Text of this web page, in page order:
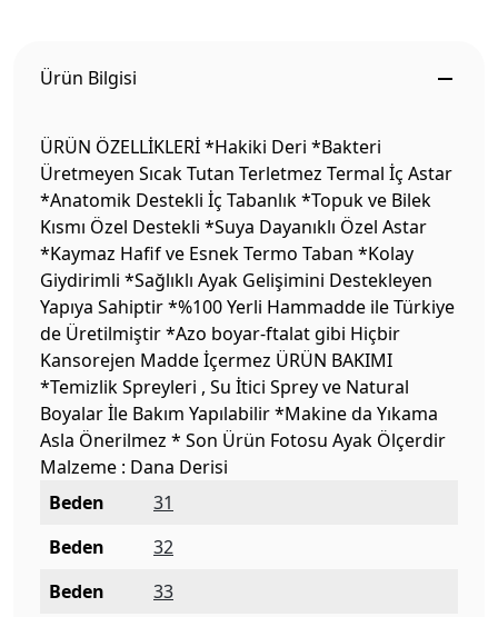
Ürün Bilgisi
ÜRÜN ÖZELLİKLERİ *Hakiki Deri *Bakteri
Üretmeyen Sıcak Tutan Terletmez Termal İç Astar
*Anatomik Destekli İç Tabanlık *Topuk ve Bilek
Kısmı Özel Destekli *Suya Dayanıklı Özel Astar
*Kaymaz Hafif ve Esnek Termo Taban *Kolay
Giydirimli *Sağlıklı Ayak Gelişimini Destekleyen
Yapıya Sahiptir *%100 Yerli Hammadde ile Türkiye
de Üretilmiştir *Azo boyar-ftalat gibi Hiçbir
Kansorejen Madde İçermez ÜRÜN BAKIMI
*Temizlik Spreyleri , Su İtici Sprey ve Natural
Boyalar İle Bakım Yapılabilir *Makine da Yıkama
Asla Önerilmez * Son Ürün Fotosu Ayak Ölçerdir
Malzeme : Dana Derisi
Beden
31
Beden
32
Beden
33